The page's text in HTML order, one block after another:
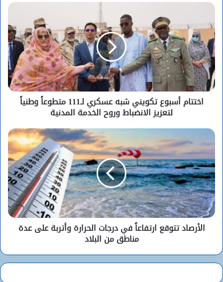
الوزير الأول المختار ولد اجاي يستقبل السفير
الجزائري بنواكشوط
اختتام أسبوع تكويني شبه عسكري لـ111 متطوعاً وطنياً
لتعزيز الانضباط وروح الخدمة المدنية
الأرصاد تتوقع ارتفاعاً في درجات الحرارة وأتربة على عدة
مناطق من البلاد